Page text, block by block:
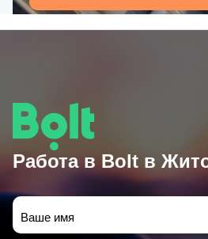
Работа в Bolt в
Ваше имя